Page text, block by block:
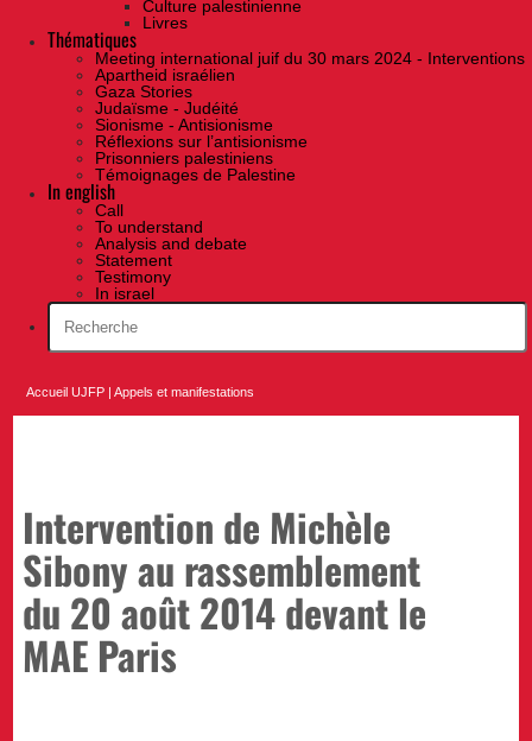
Culture palestinienne
Livres
Thématiques
Meeting international juif du 30 mars 2024 - Interventions
Apartheid israélien
Gaza Stories
Judaïsme - Judéité
Sionisme - Antisionisme
Réflexions sur l’antisionisme
Prisonniers palestiniens
Témoignages de Palestine
In english
Call
To understand
Analysis and debate
Statement
Testimony
In israel
Accueil UJFP |Appels et manifestations
Intervention de Michèle
Sibony au rassemblement
du 20 août 2014 devant le
MAE Paris